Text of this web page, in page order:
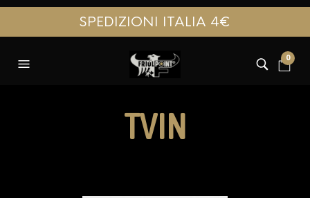
SPEDIZIONI ITALIA 4€
0
TVIN